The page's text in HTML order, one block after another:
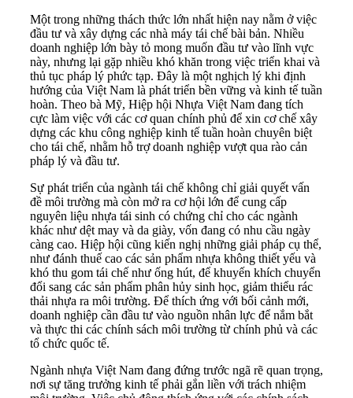
Một trong những thách thức lớn nhất hiện nay nằm ở việc
đầu tư và xây dựng các nhà máy tái chế bài bản. Nhiều
doanh nghiệp lớn bày tỏ mong muốn đầu tư vào lĩnh vực
này, nhưng lại gặp nhiều khó khăn trong việc triển khai và
thủ tục pháp lý phức tạp. Đây là một nghịch lý khi định
hướng của Việt Nam là phát triển bền vững và kinh tế tuần
hoàn. Theo bà Mỹ, Hiệp hội Nhựa Việt Nam đang tích
cực làm việc với các cơ quan chính phủ để xin cơ chế xây
dựng các khu công nghiệp kinh tế tuần hoàn chuyên biệt
cho tái chế, nhằm hỗ trợ doanh nghiệp vượt qua rào cản
pháp lý và đầu tư.
Sự phát triển của ngành tái chế không chỉ giải quyết vấn
đề môi trường mà còn mở ra cơ hội lớn để cung cấp
nguyên liệu nhựa tái sinh có chứng chỉ cho các ngành
khác như dệt may và da giày, vốn đang có nhu cầu ngày
càng cao. Hiệp hội cũng kiến nghị những giải pháp cụ thể,
như đánh thuế cao các sản phẩm nhựa không thiết yếu và
khó thu gom tái chế như ống hút, để khuyến khích chuyển
đổi sang các sản phẩm phân hủy sinh học, giảm thiểu rác
thải nhựa ra môi trường. Để thích ứng với bối cảnh mới,
doanh nghiệp cần đầu tư vào nguồn nhân lực để nắm bắt
và thực thi các chính sách môi trường từ chính phủ và các
tổ chức quốc tế.
Ngành nhựa Việt Nam đang đứng trước ngã rẽ quan trọng,
nơi sự tăng trưởng kinh tế phải gắn liền với trách nhiệm